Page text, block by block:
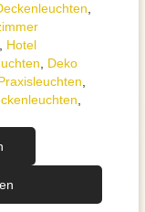
Hotel
Deko